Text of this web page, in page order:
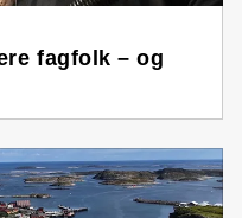
fagfolk – og